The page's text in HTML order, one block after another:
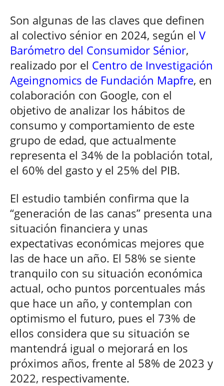
Son algunas de las claves que definen
al colectivo sénior en 2024, según el V
Barómetro del Consumidor Sénior,
realizado por el Centro de Investigación
Ageingnomics de Fundación Mapfre, en
colaboración con Google, con el
objetivo de analizar los hábitos de
consumo y comportamiento de este
grupo de edad, que actualmente
representa el 34% de la población total,
el 60% del gasto y el 25% del PIB.
El estudio también confirma que la
“generación de las canas” presenta una
situación financiera y unas
expectativas económicas mejores que
las de hace un año. El 58% se siente
tranquilo con su situación económica
actual, ocho puntos porcentuales más
que hace un año, y contemplan con
optimismo el futuro, pues el 73% de
ellos considera que su situación se
mantendrá igual o mejorará en los
próximos años, frente al 58% de 2023 y
2022, respectivamente.